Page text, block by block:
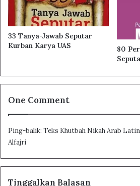
33 Tanya-Jawab Seputar
Kurban Karya UAS
80
One Comment
Ping-balik: Teks Khutbah Nikah Arab
Alfajri
Tinggalkan Balasan